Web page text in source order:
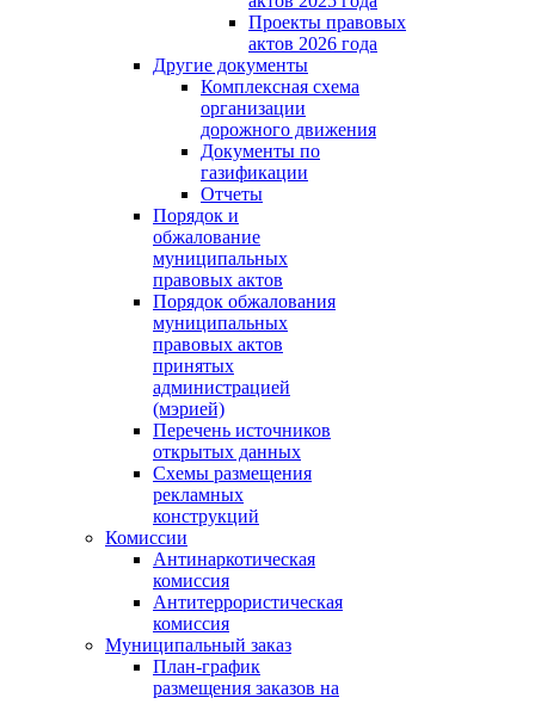
Проекты правовых
актов 2026 года
Другие документы
Комплексная схема
организации
дорожного движения
Документы по
газификации
Отчеты
Порядок и
обжалование
муниципальных
правовых актов
Порядок обжалования
муниципальных
правовых актов
принятых
администрацией
(мэрией)
Перечень источников
открытых данных
Схемы размещения
рекламных
конструкций
Комиссии
Антинаркотическая
комиссия
Антитеррористическая
комиссия
Муниципальный заказ
План-график
размещения заказов на